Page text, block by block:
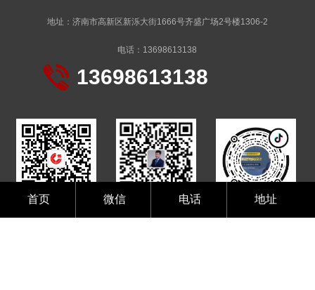
地址：济南市高新区新泺大街1666号齐盛广场2号楼1306-2
电话：13698613138
13698613138
首页 微信 电话 地址